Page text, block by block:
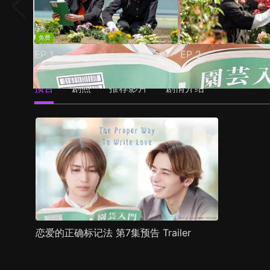
免费
EP 1 EP2
预告 剧照 推荐影片 剧情介绍
恋爱的正确标记法 第7集预告 Trailer